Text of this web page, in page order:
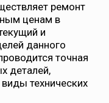
ремонт
ценам в
и
данного
точная
деталей,
технических